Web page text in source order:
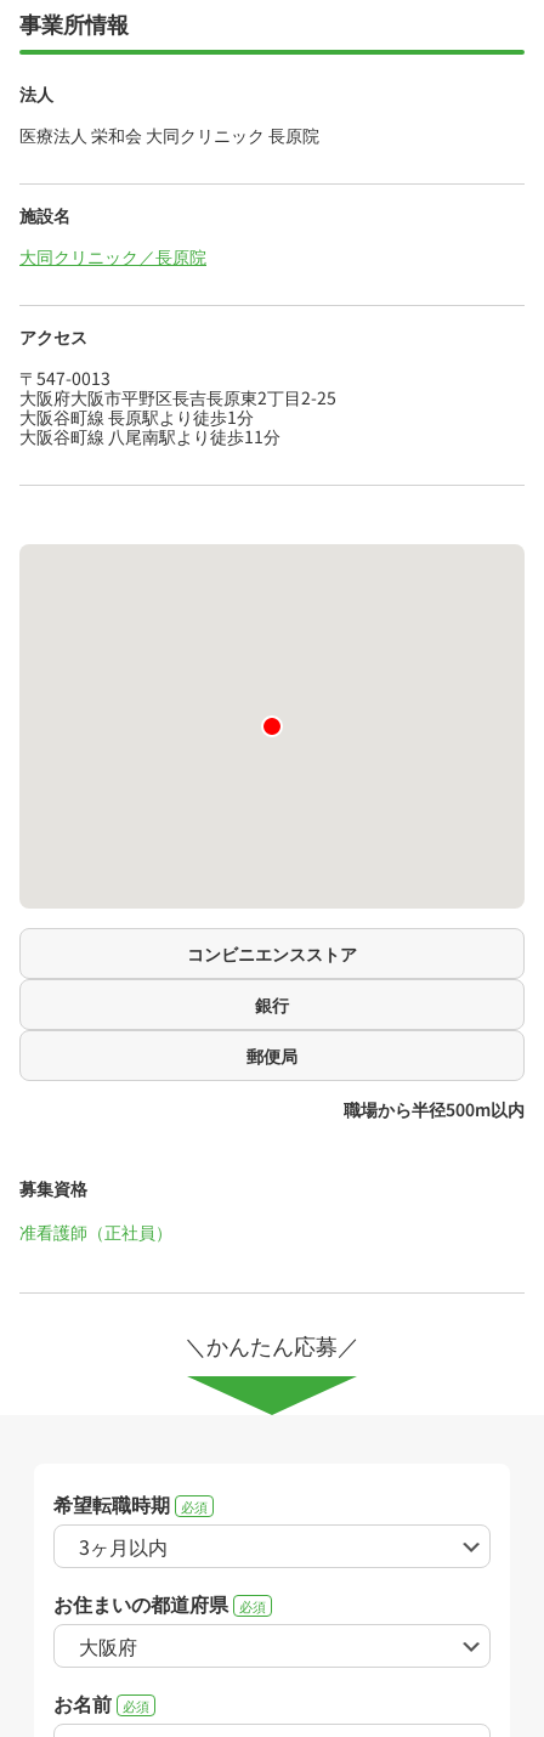
事業所情報
法人
医療法人 栄和会 大同クリニック 長原院
施設名
大同クリニック／長原院
アクセス
〒547-0013
大阪府大阪市平野区長吉長原東2丁目2-25
大阪谷町線 長原駅より徒歩1分
大阪谷町線 八尾南駅より徒歩11分
コンビニエンスストア
銀行
郵便局
職場から半径500m以内
募集資格
准看護師（正社員）
＼かんたん応募／
希望転職時期 必須
お住まいの都道府県 必須
お名前 必須